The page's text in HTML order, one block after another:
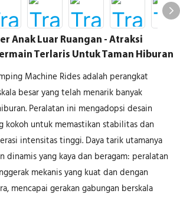
Anak Luar Ruangan - Atraksi
Terlaris Untuk Taman Hiburan
Machine Rides adalah perangkat
besar yang telah menarik banyak
Peralatan ini mengadopsi desain
kokoh untuk memastikan stabilitas dan
intensitas tinggi. Daya tarik utamanya
dinamis yang kaya dan beragam: peralatan
mekanis yang kuat dan dengan
mencapai gerakan gabungan berskala